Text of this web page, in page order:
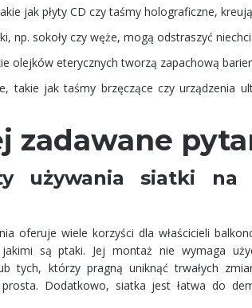
jak płyty CD czy taśmy holograficzne,
np. sokoły czy węże, mogą odstraszyć
olejków eterycznych tworzą zapachową
takie jak taśmy brzęczące czy urządzenia
zadawane
używania siatki na
oferuje wiele korzyści dla właścicieli
jakimi są ptaki. Jej montaż nie wymaga
tych, którzy pragną uniknąć trwałych
Dodatkowo, siatka jest łatwa do